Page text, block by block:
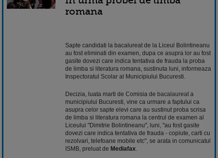
romana
Sapte candidati la bacalureat de la Liceul Bolintineanu
au fost eliminati din examen, dupa ce asupra lor au fost
gasite dovezi care indica tentativa de frauda la proba
de limba si literatura romana, sustinuta luni, informeaza
Inspectoratul Scolar al Municipiului Bucuresti.
Decizia, luata marti de Comisia de bacalaureat a
municipiului Bucuresti, vine ca urmare a faptului ca
asupra celor sapte elevi care au sustinut proba scrisa
de limba si literatura romana la centrul de examen al
Liceului "Dimitrie Bolintineanu", luni, "au fost gasite
dovezi care indica tentativa de frauda - copiute, carti cu
rezolvari, telefoane mobile etc", se arata in comunicatul
ISMB, preluat de Mediafax